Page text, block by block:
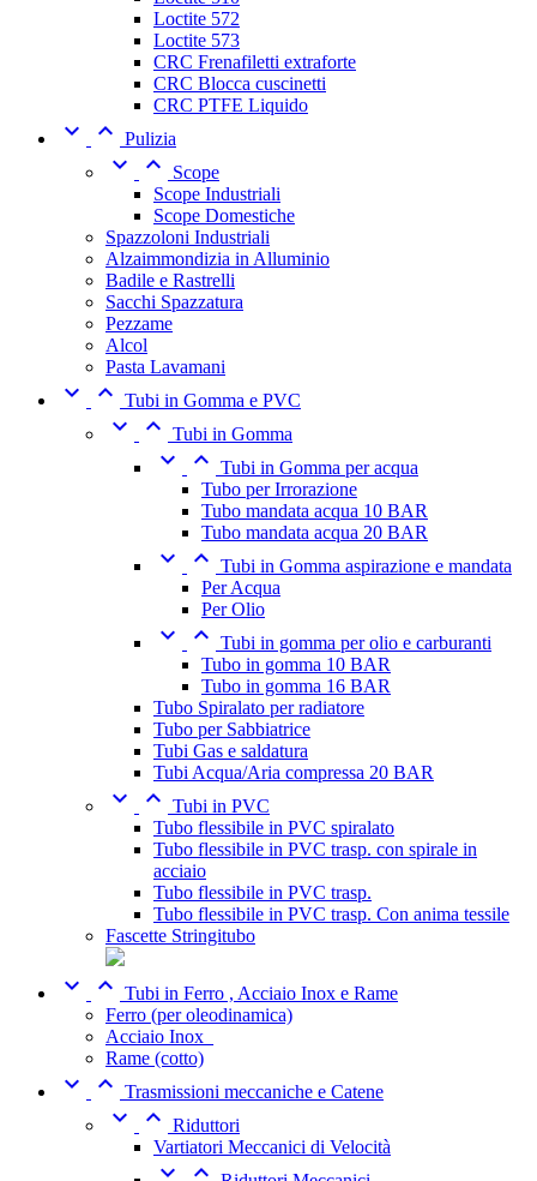
Loctite 572
Loctite 573
CRC Frenafiletti extraforte
CRC Blocca cuscinetti
CRC PTFE Liquido
  Pulizia
 
Scope
Scope Industriali
Scope Domestiche
Spazzoloni Industriali
Alzaimmondizia in Alluminio
Badile e Rastrelli
Sacchi Spazzatura
Pezzame
Alcol
Pasta Lavamani
  Tubi in Gomma e PVC
  Tubi in Gomma
  Tubi in Gomma per acqua
Tubo per Irrorazione
Tubo mandata acqua 10 BAR
Tubo mandata acqua 20 BAR
  Tubi in Gomma aspirazione e mandata
Per Acqua
Per Olio
  Tubi in gomma per olio e carburanti
Tubo in gomma 10 BAR
Tubo in gomma 16 BAR
Tubo Spiralato per radiatore
Tubo per Sabbiatrice
Tubi Gas e saldatura
Tubi Acqua/Aria compressa 20 BAR
  Tubi in PVC
Tubo flessibile in PVC spiralato
Tubo flessibile in PVC trasp. con spirale in
acciaio
Tubo flessibile in PVC trasp.
Tubo flessibile in PVC trasp. Con anima tessile
Fascette Stringitubo
  Tubi in Ferro , Acciaio Inox e Rame
Ferro (per oleodinamica)
Acciaio Inox_
Rame (cotto)
  Trasmissioni meccaniche e Catene
  Riduttori
Vartiatori Meccanici di Velocità
 